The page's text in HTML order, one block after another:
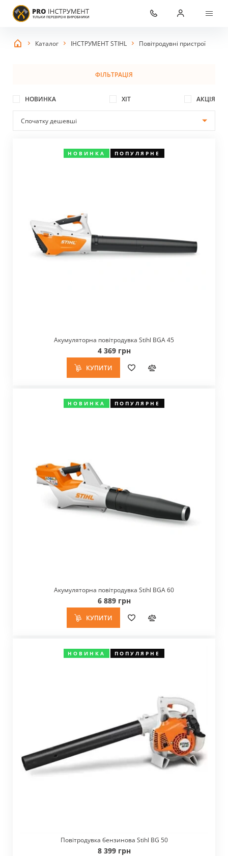
Каталог ІНСТРУМЕНТ STIHL Повітродувні пристрої
ФІЛЬТРАЦІЯ
НОВИНКА ХІТ АКЦІЯ
НОВИНКА ПОПУЛЯРНЕ
Акумуляторна повітродувка Stihl BGA 45
4 369 грн
КУПИТИ
НОВИНКА ПОПУЛЯРНЕ
Акумуляторна повітродувка Stihl BGA 60
6 889 грн
КУПИТИ
НОВИНКА ПОПУЛЯРНЕ
Повітродувка бензинова Stihl BG 50
8 399 грн